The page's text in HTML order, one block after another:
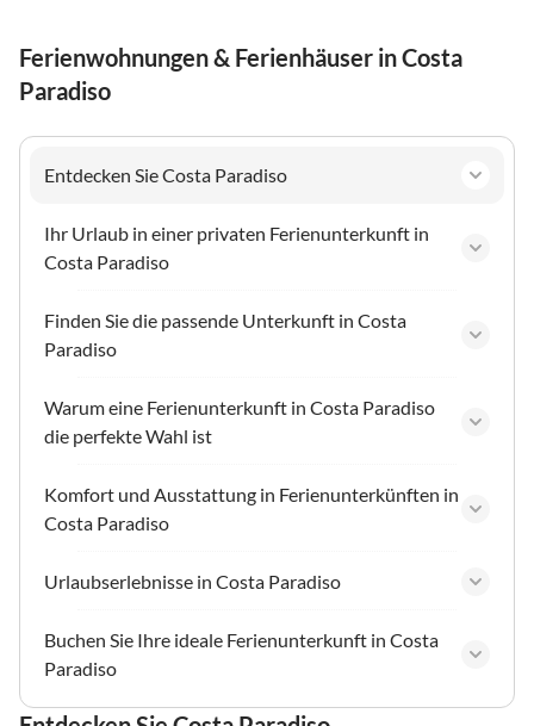
Ferienwohnungen & Ferienhäuser in Costa
Paradiso
Entdecken Sie Costa Paradiso
Ihr Urlaub in einer privaten Ferienunterkunft in
Costa Paradiso
Finden Sie die passende Unterkunft in Costa
Paradiso
Warum eine Ferienunterkunft in Costa Paradiso
die perfekte Wahl ist
Komfort und Ausstattung in Ferienunterkünften in
Costa Paradiso
Urlaubserlebnisse in Costa Paradiso
Buchen Sie Ihre ideale Ferienunterkunft in Costa
Paradiso